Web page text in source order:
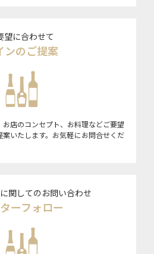
望に合わせて
ンのご提案
お店のコンセプト、お料理などご要望
いたします。お気軽にお問合せくだ
関してのお問い合わせ
ーフォロー